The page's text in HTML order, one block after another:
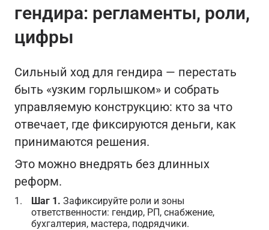
гендира: регламенты, роли,
цифры
Сильный ход для гендира — перестать
быть «узким горлышком» и собрать
управляемую конструкцию: кто за что
отвечает, где фиксируются деньги, как
принимаются решения.
Это можно внедрять без длинных
реформ.
Шаг 1. Зафиксируйте роли и зоны
ответственности: гендир, РП, снабжение,
бухгалтерия, мастера, подрядчики.